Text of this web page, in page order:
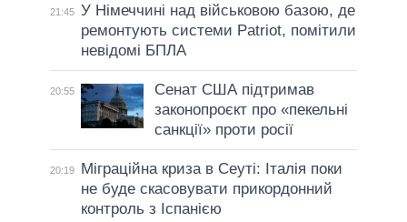
21:45 У Німеччині над військовою базою, де
ремонтують системи Patriot, помітили
невідомі БПЛА
20:55
Сенат США підтримав
законопроєкт про «пекельні
санкції» проти росії
20:19
Міграційна криза в Сеуті: Італія поки
не буде скасовувати прикордонний
контроль з Іспанією